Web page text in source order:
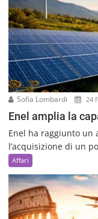
Sofia Lombardi 24
Enel amplia la
Enel ha raggiunto un
l’acquisizione di un
Affari